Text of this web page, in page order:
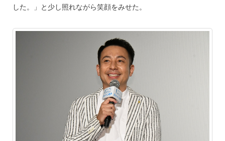
した。」と少し照れながら笑顔をみせた。